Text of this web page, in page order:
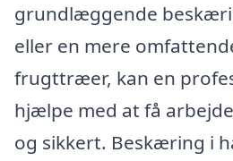
grundlæggende
eller en mere
frugttræer, kan en
hjælpe med at få
og sikkert. Beskæring i